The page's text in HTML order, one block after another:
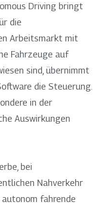
Driving bringt
die
Arbeitsmarkt mit
Fahrzeuge auf
sind, übernimmt
die Steuerung.
in der
Auswirkungen
bei
Nahverkehr
fahrende